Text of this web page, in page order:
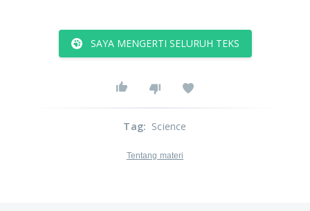
SAYA MENGERTI SELURUH TEKS
Tag: Science
Tentang materi